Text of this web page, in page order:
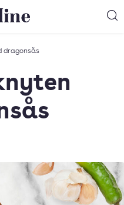
startsida
dragonsås